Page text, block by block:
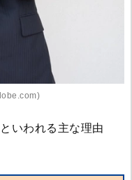
いわれる主な理由